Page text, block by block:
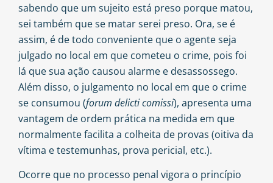
sabendo que um sujeito está preso porque matou,
sei também que se matar serei preso. Ora, se é
assim, é de todo conveniente que o agente seja
julgado no local em que cometeu o crime, pois foi
lá que sua ação causou alarme e desassossego.
Além disso, o julgamento no local em que o crime
se consumou (forum delicti comissi), apresenta uma
vantagem de ordem prática na medida em que
normalmente facilita a colheita de provas (oitiva da
vítima e testemunhas, prova pericial, etc.).
Ocorre que no processo penal vigora o princípio